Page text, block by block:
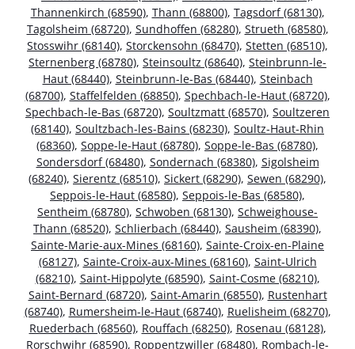
Thannenkirch (68590), Thann (68800), Tagsdorf (68130),
Tagolsheim (68720), Sundhoffen (68280), Strueth (68580),
Stosswihr (68140), Storckensohn (68470), Stetten (68510),
Sternenberg (68780), Steinsoultz (68640), Steinbrunn-le-
Haut (68440), Steinbrunn-le-Bas (68440), Steinbach
(68700), Staffelfelden (68850), Spechbach-le-Haut (68720),
Spechbach-le-Bas (68720), Soultzmatt (68570), Soultzeren
(68140), Soultzbach-les-Bains (68230), Soultz-Haut-Rhin
(68360), Soppe-le-Haut (68780), Soppe-le-Bas (68780),
Sondersdorf (68480), Sondernach (68380), Sigolsheim
(68240), Sierentz (68510), Sickert (68290), Sewen (68290),
Seppois-le-Haut (68580), Seppois-le-Bas (68580),
Sentheim (68780), Schwoben (68130), Schweighouse-
Thann (68520), Schlierbach (68440), Sausheim (68390),
Sainte-Marie-aux-Mines (68160), Sainte-Croix-en-Plaine
(68127), Sainte-Croix-aux-Mines (68160), Saint-Ulrich
(68210), Saint-Hippolyte (68590), Saint-Cosme (68210),
Saint-Bernard (68720), Saint-Amarin (68550), Rustenhart
(68740), Rumersheim-le-Haut (68740), Ruelisheim (68270),
Ruederbach (68560), Rouffach (68250), Rosenau (68128),
Rorschwihr (68590), Roppentzwiller (68480), Rombach-le-